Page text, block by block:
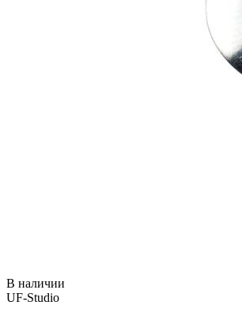
В наличии
UF-Studio